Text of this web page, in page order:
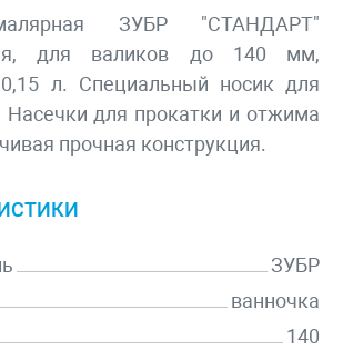
ЗУБР "СТАНДАРТ"
для валиков до 140 мм,
л. Специальный носик для
Насечки для прокатки и отжима
прочная конструкция.
ЗУБР
ванночка
140